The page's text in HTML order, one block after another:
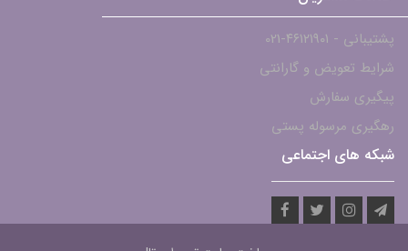
پشتیبانی - ۴۶۱۲۱۹۰۱-021
شرایط تعویض و گارانتی
پیگیری سفارش
رهگیری مرسوله پستی
شبکه های اجتماعی